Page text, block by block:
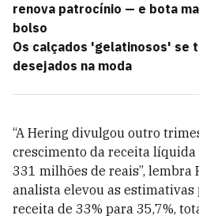
renova patrocínio — e bota
bolso
Os calçados 'gelatinosos' se
desejados na moda
“A Hering divulgou outro
crescimento da receita líquida
331 milhões de reais”, lembra
analista elevou as estimativas
receita de 33% para 35,7%,